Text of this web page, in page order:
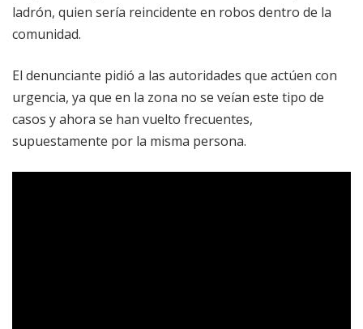
ladrón, quien sería reincidente en robos dentro de la
comunidad.
El denunciante pidió a las autoridades que actúen con
urgencia, ya que en la zona no se veían este tipo de
casos y ahora se han vuelto frecuentes,
supuestamente por la misma persona.